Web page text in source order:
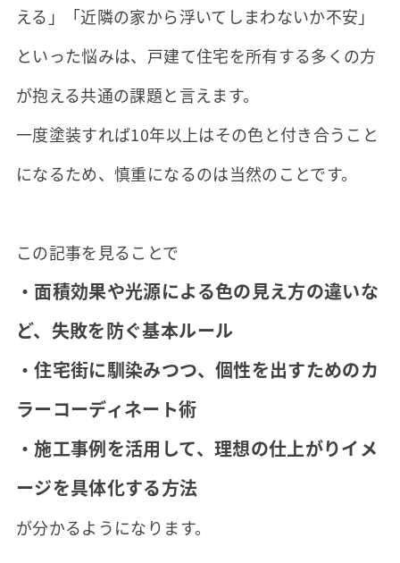
える」「近隣の家から浮いてしまわないか不安」
といった悩みは、戸建て住宅を所有する多くの方
が抱える共通の課題と言えます。
一度塗装すれば10年以上はその色と付き合うこと
になるため、慎重になるのは当然のことです。
この記事を見ることで
・面積効果や光源による色の見え方の違いな
ど、失敗を防ぐ基本ルール
・住宅街に馴染みつつ、個性を出すためのカ
ラーコーディネート術
・施工事例を活用して、理想の仕上がりイメ
ージを具体化する方法
が分かるようになります。